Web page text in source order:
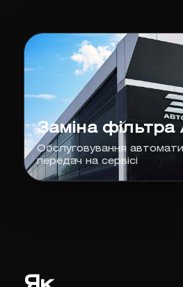
Заміна фільтра
Обслуговування
передач на сервісі